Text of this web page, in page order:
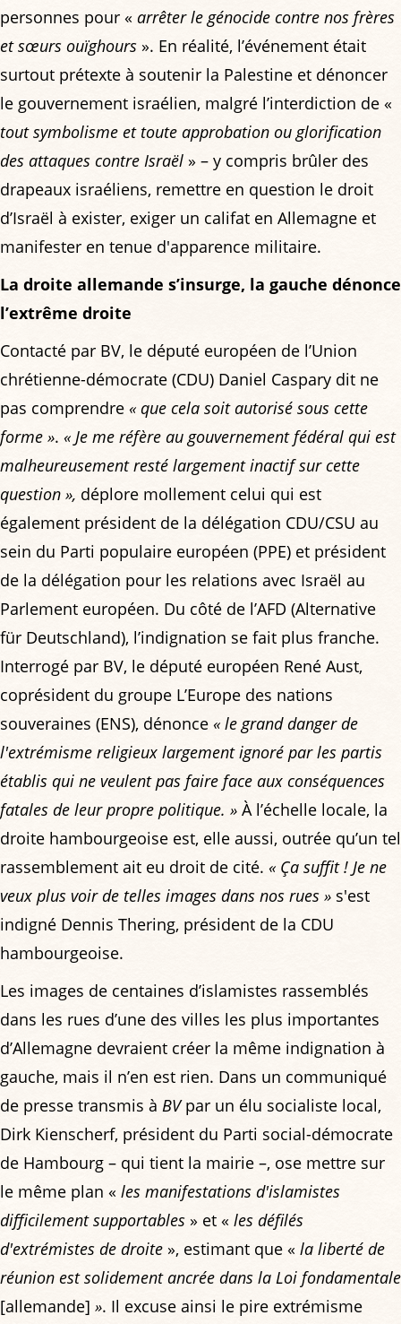
personnes pour « arrêter le génocide contre nos frères
et sœurs ouïghours ». En réalité, l’événement était
surtout prétexte à soutenir la Palestine et dénoncer
le gouvernement israélien, malgré l’interdiction de «
tout symbolisme et toute approbation ou glorification
des attaques contre Israël » – y compris brûler des
drapeaux israéliens, remettre en question le droit
d’Israël à exister, exiger un califat en Allemagne et
manifester en tenue d'apparence militaire.
La droite allemande s’insurge, la gauche dénonce
l’extrême droite
Contacté par BV, le député européen de l’Union
chrétienne-démocrate (CDU) Daniel Caspary dit ne
pas comprendre « que cela soit autorisé sous cette
forme ». « Je me réfère au gouvernement fédéral qui est
malheureusement resté largement inactif sur cette
question », déplore mollement celui qui est
également président de la délégation CDU/CSU au
sein du Parti populaire européen (PPE) et président
de la délégation pour les relations avec Israël au
Parlement européen. Du côté de l’AFD (Alternative
für Deutschland), l’indignation se fait plus franche.
Interrogé par BV, le député européen René Aust,
coprésident du groupe L’Europe des nations
souveraines (ENS), dénonce « le grand danger de
l'extrémisme religieux largement ignoré par les partis
établis qui ne veulent pas faire face aux conséquences
fatales de leur propre politique. » À l’échelle locale, la
droite hambourgeoise est, elle aussi, outrée qu’un tel
rassemblement ait eu droit de cité. « Ça suffit ! Je ne
veux plus voir de telles images dans nos rues » s'est
indigné Dennis Thering, président de la CDU
hambourgeoise.
Les images de centaines d’islamistes rassemblés
dans les rues d’une des villes les plus importantes
d’Allemagne devraient créer la même indignation à
gauche, mais il n’en est rien. Dans un communiqué
de presse transmis à BVpar un élu socialiste local,
Dirk Kienscherf, président du Parti social-démocrate
de Hambourg – qui tient la mairie –, ose mettre sur
le même plan « les manifestations d'islamistes
difficilement supportables » et « les défilés
d'extrémistes de droite », estimant que « la liberté de
réunion est solidement ancrée dans la Loi fondamentale
[allemande] ». Il excuse ainsi le pire extrémisme